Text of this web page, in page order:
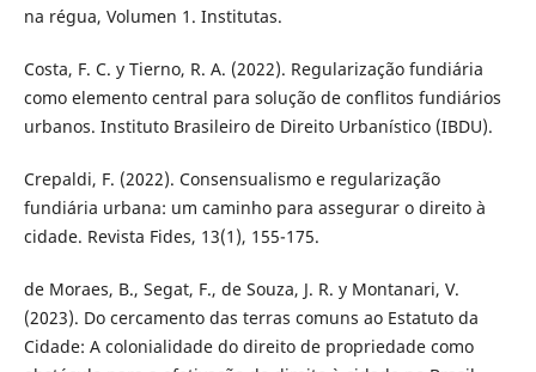
na régua, Volumen 1. Institutas.
Costa, F. C. y Tierno, R. A. (2022). Regularização fundiária
como elemento central para solução de conflitos fundiários
urbanos. Instituto Brasileiro de Direito Urbanístico (IBDU).
Crepaldi, F. (2022). Consensualismo e regularização
fundiária urbana: um caminho para assegurar o direito à
cidade. Revista Fides, 13(1), 155-175.
de Moraes, B., Segat, F., de Souza, J. R. y Montanari, V.
(2023). Do cercamento das terras comuns ao Estatuto da
Cidade: A colonialidade do direito de propriedade como